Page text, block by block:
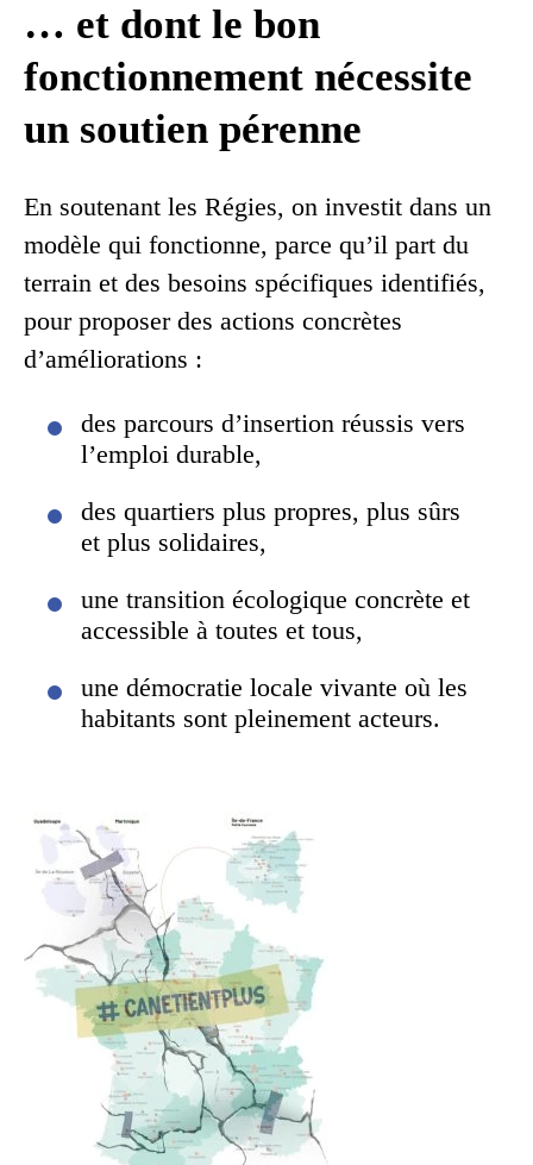
… et dont le bon
fonctionnement nécessite
un soutien pérenne
En soutenant les Régies, on investit dans un
modèle qui fonctionne, parce qu’il part du
terrain et des besoins spécifiques identifiés,
pour proposer des actions concrètes
d’améliorations :
des parcours d’insertion réussis vers
l’emploi durable,
des quartiers plus propres, plus sûrs
et plus solidaires,
une transition écologique concrète et
accessible à toutes et tous,
une démocratie locale vivante où les
habitants sont pleinement acteurs.